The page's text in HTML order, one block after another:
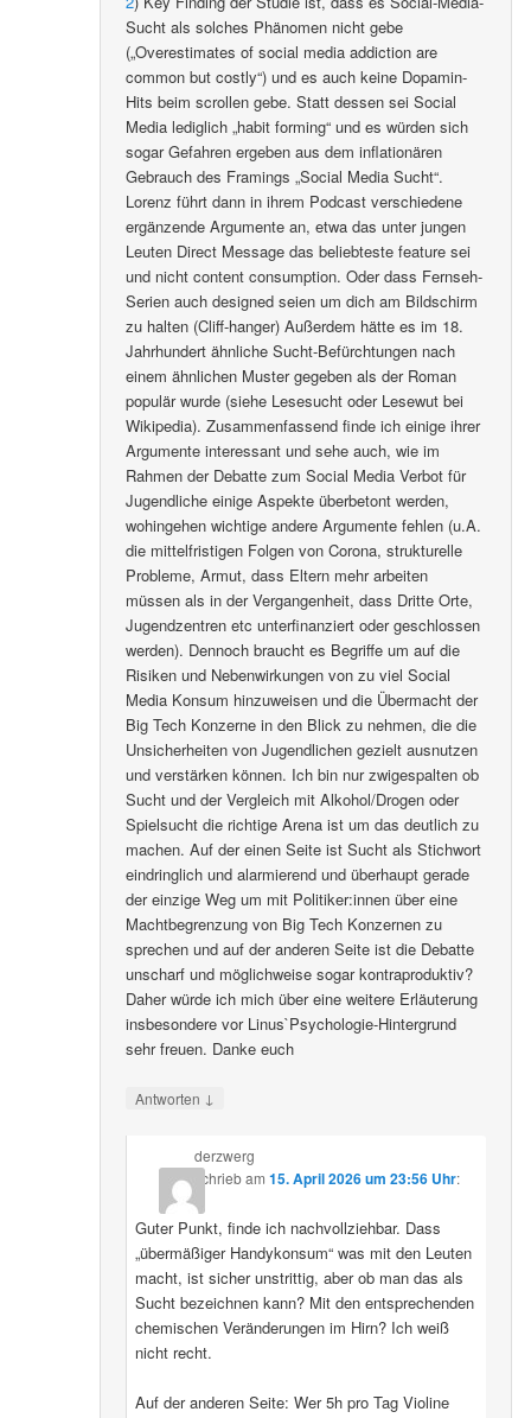
Sucht als solches Phänomen nicht gebe
(„Overestimates of social media addiction are
common but costly“) und es auch keine Dopamin-
Hits beim scrollen gebe. Statt dessen sei Social
Media lediglich „habit forming“ und es würden sich
sogar Gefahren ergeben aus dem inflationären
Gebrauch des Framings „Social Media Sucht“.
Lorenz führt dann in ihrem Podcast verschiedene
ergänzende Argumente an, etwa das unter jungen
Leuten Direct Message das beliebteste feature sei
und nicht content consumption. Oder dass Fernseh-
Serien auch designed seien um dich am Bildschirm
zu halten (Cliff-hanger) Außerdem hätte es im 18.
Jahrhundert ähnliche Sucht-Befürchtungen nach
einem ähnlichen Muster gegeben als der Roman
populär wurde (siehe Lesesucht oder Lesewut bei
Wikipedia). Zusammenfassend finde ich einige ihrer
Argumente interessant und sehe auch, wie im
Rahmen der Debatte zum Social Media Verbot für
Jugendliche einige Aspekte überbetont werden,
wohingehen wichtige andere Argumente fehlen (u.A.
die mittelfristigen Folgen von Corona, strukturelle
Probleme, Armut, dass Eltern mehr arbeiten
müssen als in der Vergangenheit, dass Dritte Orte,
Jugendzentren etc unterfinanziert oder geschlossen
werden). Dennoch braucht es Begriffe um auf die
Risiken und Nebenwirkungen von zu viel Social
Media Konsum hinzuweisen und die Übermacht der
Big Tech Konzerne in den Blick zu nehmen, die die
Unsicherheiten von Jugendlichen gezielt ausnutzen
und verstärken können. Ich bin nur zwigespalten ob
Sucht und der Vergleich mit Alkohol/Drogen oder
Spielsucht die richtige Arena ist um das deutlich zu
machen. Auf der einen Seite ist Sucht als Stichwort
eindringlich und alarmierend und überhaupt gerade
der einzige Weg um mit Politiker:innen über eine
Machtbegrenzung von Big Tech Konzernen zu
sprechen und auf der anderen Seite ist die Debatte
unscharf und möglichweise sogar kontraproduktiv?
Daher würde ich mich über eine weitere Erläuterung
insbesondere vor Linus`Psychologie-Hintergrund
sehr freuen. Danke euch
Antworten ↓
derzwerg
schriebam 15. April 2026 um 23:56 Uhr:
Guter Punkt, finde ich nachvollziehbar. Dass
„übermäßiger Handykonsum“ was mit den Leuten
macht, ist sicher unstrittig, aber ob man das als
Sucht bezeichnen kann? Mit den entsprechenden
chemischen Veränderungen im Hirn? Ich weiß
nicht recht.
Auf der anderen Seite: Wer 5h pro Tag Violine